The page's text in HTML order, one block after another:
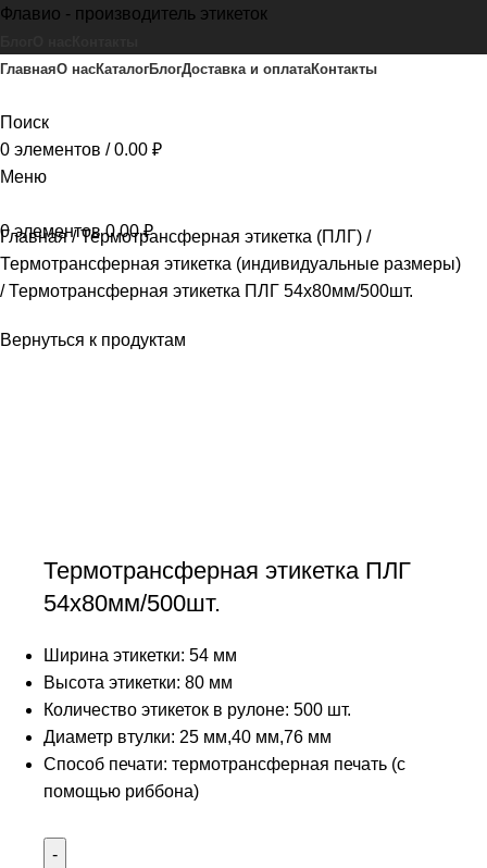
Флавио - производитель этикеток
ГлавнаяО насКаталогБлогДоставка и оплатаКонтакты
Поиск
0 элементов / 0.00 ₽
Меню
0элементов 0.00₽
Главная Термотрансферная этикетка (ПЛГ)
Термотрансферная этикетка (индивидуальные размеры)
Термотрансферная этикетка ПЛГ 54х80мм/500шт.
Вернуться к продуктам
Термотрансферная этикетка ПЛГ
54х80мм/500шт.
Ширина этикетки: 54 мм
Высота этикетки: 80 мм
Количество этикеток в рулоне: 500 шт.
Диаметр втулки: 25 мм,40 мм,76 мм
Способ печати: термотрансферная печать (с
помощью риббона)